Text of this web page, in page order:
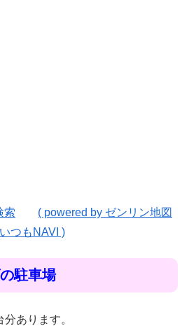
索
( powered by ゼンリン地図
いつもNAVI )
駐車場
あります。